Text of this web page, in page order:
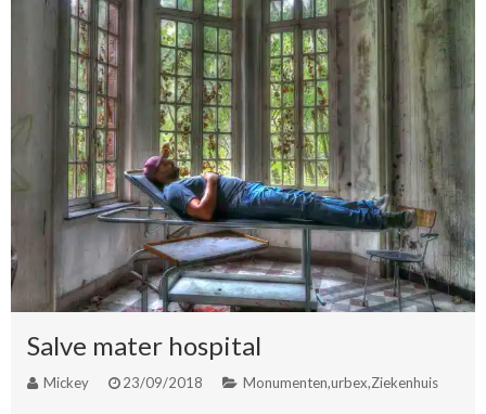
Salve mater hospital
Mickey 23/09/2018 Monumenten,urbex,Ziekenhuis